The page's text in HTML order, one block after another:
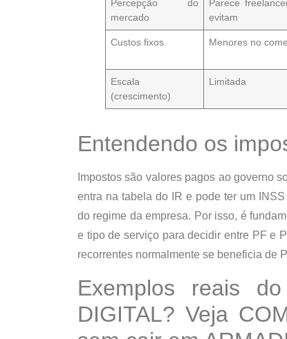
Percepção do
mercado
Parece
evitam
Custos fixos Menores no
Escala
(crescimento)
Limitada
Entendendo os
Impostos são valores pagos ao governo
entra na tabela do IR e pode ter um
do regime da empresa. Por isso, é
e tipo de serviço para decidir entre PF e
recorrentes normalmente se beneficia de
Exemplos reais
DIGITAL? Veja